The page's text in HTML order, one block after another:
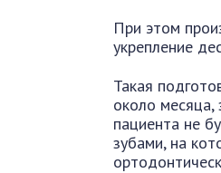
При этом
укрепление
Такая
около месяца,
пациента не
зубами, на